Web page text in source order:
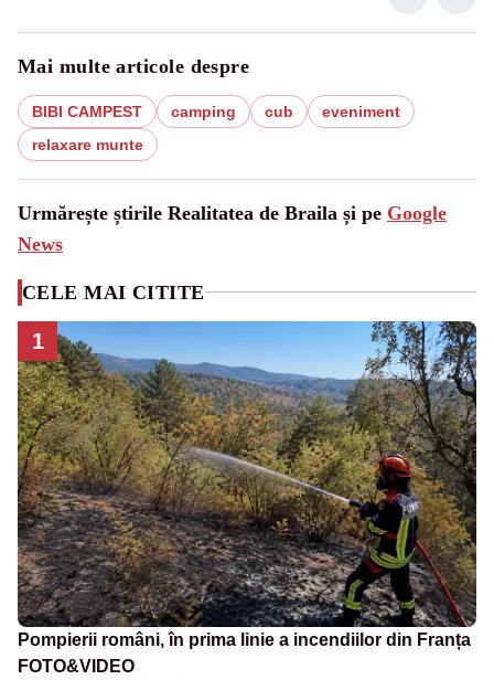
Mai multe articole despre
BIBI CAMPEST camping cub
eveniment
relaxare munte
Urmărește știrile Realitatea de Braila și pe Google
News
CELE MAI CITITE
1
Pompierii români, în prima linie a incendiilor din Franța
FOTO&VIDEO